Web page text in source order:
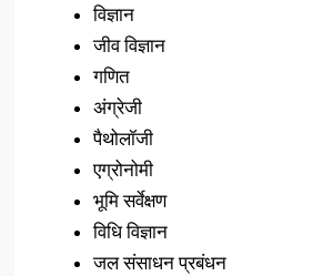
विज्ञान
जीव विज्ञान
गणित
अंग्रेजी
पैथोलॉजी
एग्रोनोमी
भूमि सर्वेक्षण
विधि विज्ञान
जल संसाधन प्रबंधन